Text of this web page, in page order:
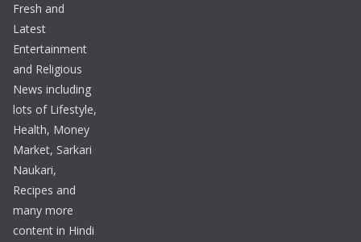
Fresh and
Latest
Entertainment
and Religious
News including
lots of Lifestyle,
Health, Money
Market, Sarkari
Naukari,
Recipes and
many more
content in Hindi